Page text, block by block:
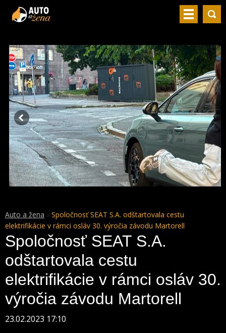
Auto a žena
Spoločnosť SEAT S.A. odštartovala cestu
elektrifikácie v rámci osláv 30. výročia závodu Martorell
Spoločnosť SEAT S.A.
odštartovala cestu
elektrifikácie v rámci osláv 30.
výročia závodu Martorell
23.02.2023 17:10